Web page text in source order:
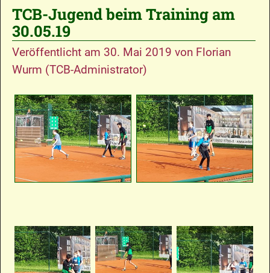
TCB-Jugend beim Training am
30.05.19
Veröffentlicht am 30. Mai 2019 von Florian
Wurm (TCB-Administrator)